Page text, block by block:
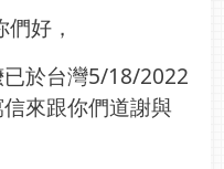
好，
於台灣5/18/2022
來跟你們道謝與